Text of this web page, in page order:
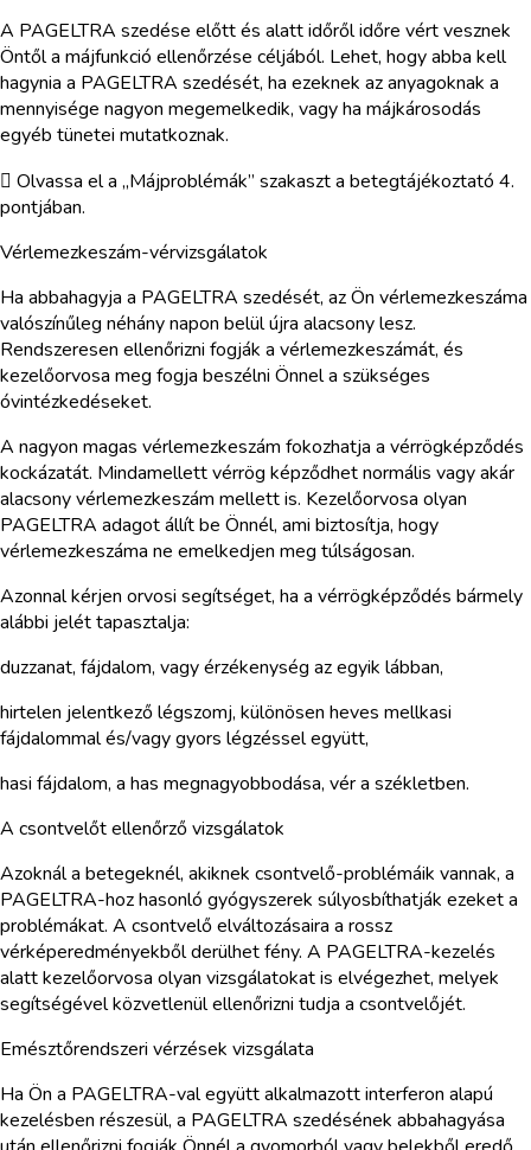
A PAGELTRA szedése előtt és alatt időről időre vért vesznek
Öntől a májfunkció ellenőrzése céljából. Lehet, hogy abba kell
hagynia a PAGELTRA szedését, ha ezeknek az anyagoknak a
mennyisége nagyon megemelkedik, vagy ha májkárosodás
egyéb tünetei mutatkoznak.
 Olvassa el a „Májproblémák” szakaszt a betegtájékoztató 4.
pontjában.
Vérlemezkeszám-vérvizsgálatok
Ha abbahagyja a PAGELTRA szedését, az Ön vérlemezkeszáma
valószínűleg néhány napon belül újra alacsony lesz.
Rendszeresen ellenőrizni fogják a vérlemezkeszámát, és
kezelőorvosa meg fogja beszélni Önnel a szükséges
óvintézkedéseket.
A nagyon magas vérlemezkeszám fokozhatja a vérrögképződés
kockázatát. Mindamellett vérrög képződhet normális vagy akár
alacsony vérlemezkeszám mellett is. Kezelőorvosa olyan
PAGELTRA adagot állít be Önnél, ami biztosítja, hogy
vérlemezkeszáma ne emelkedjen meg túlságosan.
Azonnal kérjen orvosi segítséget, ha a vérrögképződés bármely
alábbi jelét tapasztalja:
duzzanat, fájdalom, vagy érzékenység az egyik lábban,
hirtelen jelentkező légszomj, különösen heves mellkasi
fájdalommal és/vagy gyors légzéssel együtt,
hasi fájdalom, a has megnagyobbodása, vér a székletben.
A csontvelőt ellenőrző vizsgálatok
Azoknál a betegeknél, akiknek csontvelő-problémáik vannak, a
PAGELTRA-hoz hasonló gyógyszerek súlyosbíthatják ezeket a
problémákat. A csontvelő elváltozásaira a rossz
vérképeredményekből derülhet fény. A PAGELTRA-kezelés
alatt kezelőorvosa olyan vizsgálatokat is elvégezhet, melyek
segítségével közvetlenül ellenőrizni tudja a csontvelőjét.
Emésztőrendszeri vérzések vizsgálata
Ha Ön a PAGELTRA-val együtt alkalmazott interferon alapú
kezelésben részesül, a PAGELTRA szedésének abbahagyása